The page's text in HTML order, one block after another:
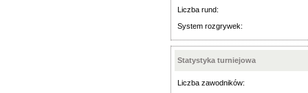
Liczba rund:
System rozgrywek:
Statystyka turniejowa
Liczba zawodników: